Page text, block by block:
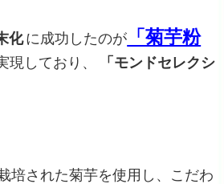
化 に成功したのが
「菊芋粉
現しており、
「モンドセレクシ
培された菊芋を使用し、こだわ